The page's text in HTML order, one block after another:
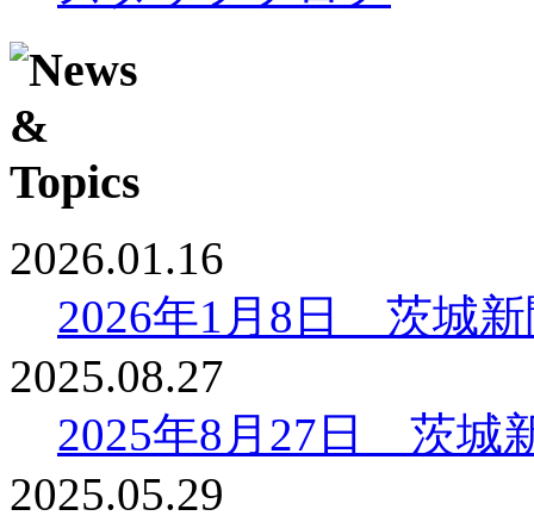
2026.01.16
2026年1月8日 茨城
2025.08.27
2025年8月27日 茨城
2025.05.29